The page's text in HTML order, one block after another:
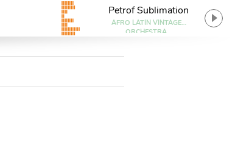
Petrof Sublimation
AFRO LATIN VINTAGE
ORCHESTRA